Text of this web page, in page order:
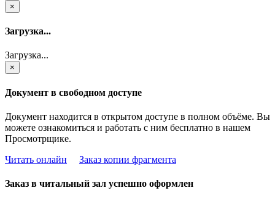
×
Загрузка...
Загрузка...
×
Документ в свободном доступе
Документ находится в открытом доступе в полном объёме. Вы
можете ознакомиться и работать с ним бесплатно в нашем
Просмотрщике.
Читать онлайн
Заказ копии фрагмента
Заказ в читальный зал успешно оформлен